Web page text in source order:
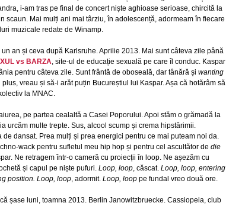
i-am tras pe final de concert niște aghioase serioase, chircită la
scaun. Mai mulți ani mai târziu, în adolescență, adormeam în fiecare
muzicale redate de Winamp.
un an și ceva după Karlsruhe. Aprilie 2013. Mai sunt câteva zile până
vs BARZA, site-ul de educație sexuală pe care îl conduc. Kaspar
pentru câteva zile. Sunt frântă de oboseală, dar tânără și wanting
plus, vreau și să-i arăt puțin Bucureștiul lui Kaspar. Așa că hotărâm să
la MNAC.
pe partea cealaltă a Casei Poporului. Apoi stăm o grămadă la
urcăm multe trepte. Sus, alcool scump și crema hipstărimii.
de dansat. Prea mulți și prea energici pentru ce mai puteam noi da.
wack pentru sufletul meu hip hop și pentru cel ascultător de die
Ne retragem într-o cameră cu proiecții în loop. Ne așezăm cu
și capul pe niște pufuri. Loop, loop, căscat. Loop, loop, entering
position. Loop, loop, adormit. Loop, loop pe fundal vreo două ore.
șase luni, toamna 2013. Berlin Janowitzbruecke. Cassiopeia, club